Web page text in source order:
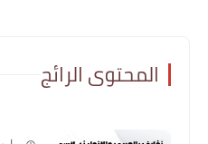
المحتوى الرائج